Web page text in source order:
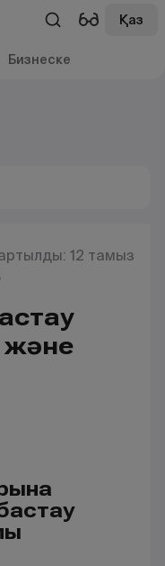
Қаз
Бизнеске
12 тамыз
және